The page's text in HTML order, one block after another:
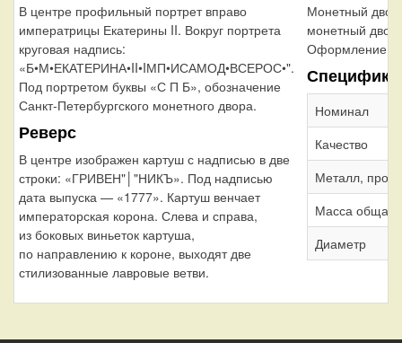
В центре профильный портрет вправо
императрицы Екатерины II. Вокруг портрета
круговая надпись:
«Б•М•ЕКАТЕРИНА•II•IМП•ИСАМОД•ВСЕРОС•".
Под портретом буквы «С П Б», обозначение
Санкт-Петербургского монетного двора.
Реверс
В центре изображен картуш с надписью в две
строки: «ГРИВЕН"│"НИКЪ». Под надписью
дата выпуска — «1777». Картуш венчает
императорская корона. Слева и справа,
из боковых виньеток картуша,
по направлению к короне, выходят две
стилизованные лавровые ветви.
Монетный
монетный двор
Оформление
Номинал
Качество
Металл, проба
Масса общая
Диаметр